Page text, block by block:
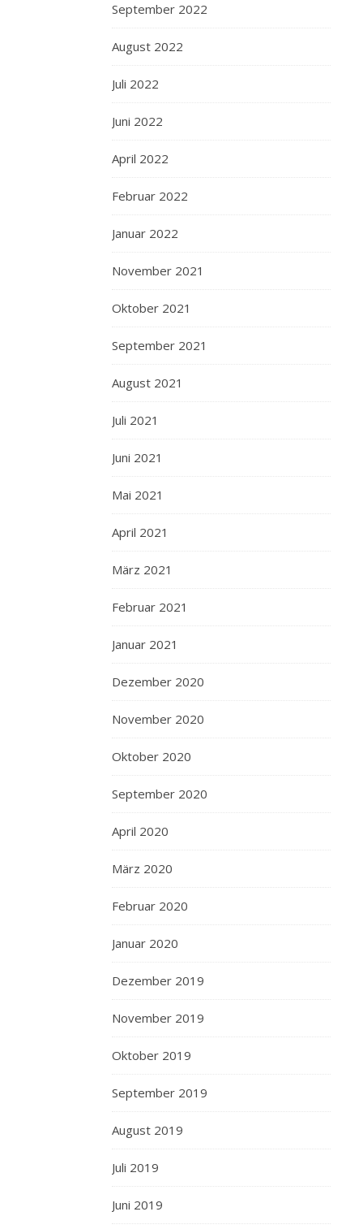
September 2022
August 2022
Juli 2022
Juni 2022
April 2022
Februar 2022
Januar 2022
November 2021
Oktober 2021
September 2021
August 2021
Juli 2021
Juni 2021
Mai 2021
April 2021
März 2021
Februar 2021
Januar 2021
Dezember 2020
November 2020
Oktober 2020
September 2020
April 2020
März 2020
Februar 2020
Januar 2020
Dezember 2019
November 2019
Oktober 2019
September 2019
August 2019
Juli 2019
Juni 2019